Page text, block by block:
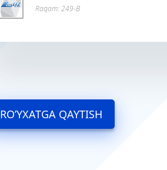
Raqam: 249-В
RO’YXATGA QAYTISH